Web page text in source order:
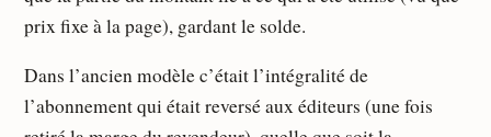
prix fixe à la page), gardant le solde.
Dans l’ancien modèle c’était l’intégralité de
l’abonnement qui était reversé aux éditeurs (une fois